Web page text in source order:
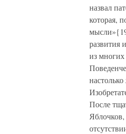
назвал
которая,
развития
из многих
После